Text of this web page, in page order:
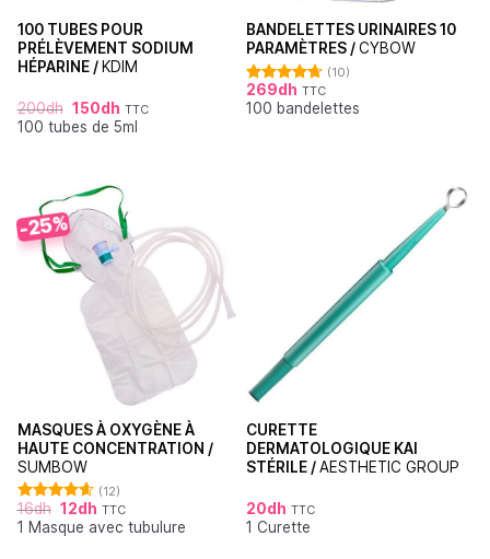
100 TUBES POUR
PRÉLÈVEMENT SODIUM
HÉPARINE / KDIM
200dh 150dh TTC
100 tubes de 5ml
BANDELETTES URINAIRES 10
PARAMÈTRES /CYBOW
Note4.70
sur 5
(10)
269dh TTC
100 bandelettes
-25%
MASQUES À OXYGÈNE À
HAUTE CONCENTRATION /
SUMBOW
Note
4.64
sur 5
(12)
16dh 12dh TTC
1 Masque avec tubulure
CURETTE
DERMATOLOGIQUE KAI
STÉRILE /AESTHETIC GROUP
20dh TTC
1 Curette